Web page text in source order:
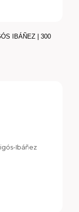
IBÁÑEZ | 300